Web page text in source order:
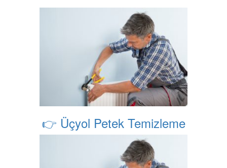
👉 Üçyol Petek Temizleme